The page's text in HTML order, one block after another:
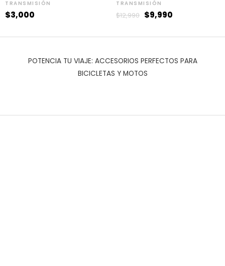
TRANSMISIÓN
$3,000
TRANSMISIÓN
$12,990 $9,990
POTENCIA TU VIAJE: ACCESORIOS PERFECTOS PARA
BICICLETAS Y MOTOS